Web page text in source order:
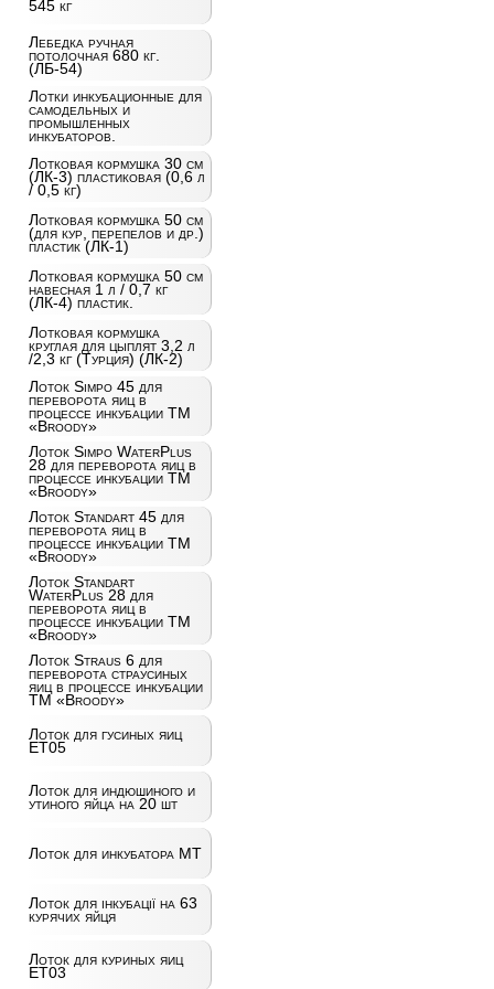
545 кг
Лебедка ручная
потолочная 680 кг.
(ЛБ-54)
Лотки инкубационные для
самодельных и
промышленных
инкубаторов.
Лотковая кормушка 30 см
(ЛК-3) пластиковая (0,6 л
/ 0,5 кг)
Лотковая кормушка 50 см
(для кур, перепелов и др.)
пластик (ЛК-1)
Лотковая кормушка 50 см
навесная 1 л / 0,7 кг
(ЛК-4) пластик.
Лотковая кормушка
круглая для цыплят 3,2 л
/2,3 кг (Турция) (ЛК-2)
Лоток Simpo 45 для
переворота яиц в
процессе инкубации ТМ
«Broody»
Лоток Simpo WaterPlus
28 для переворота яиц в
процессе инкубации ТМ
«Broody»
Лоток Standart 45 для
переворота яиц в
процессе инкубации ТМ
«Broody»
Лоток Standart
WaterPlus 28 для
переворота яиц в
процессе инкубации ТМ
«Broody»
Лоток Straus 6 для
переворота страусиных
яиц в процессе инкубации
ТМ «Broody»
Лоток для гусиных яиц
ET05
Лоток для индюшиного и
утиного яйца на 20 шт
Лоток для инкубатора MT
Лоток для інкубації на 63
курячих яйця
Лоток для куриных яиц
ET03